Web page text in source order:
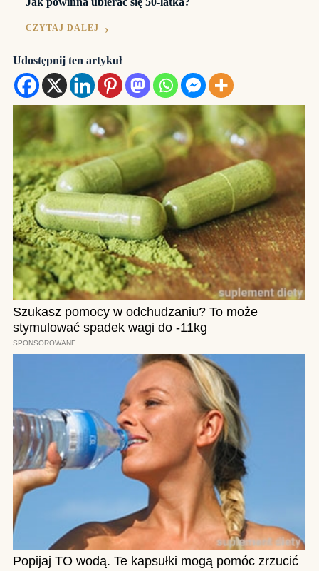
CZYTAJ DALEJ
Udostępnij ten artykuł